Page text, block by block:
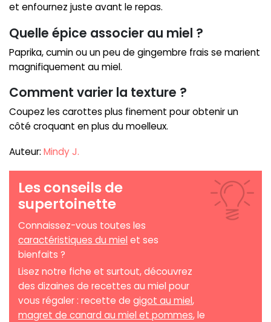
et enfournez juste avant le repas.
Quelle épice associer au miel ?
Paprika, cumin ou un peu de gingembre frais se marient
magnifiquement au miel.
Comment varier la texture ?
Coupez les carottes plus finement pour obtenir un
côté croquant en plus du moelleux.
Auteur: Mindy J.
Les conseils de
supertoinette
Connaissez-vous toutes les
caractéristiques du miel et ses
bienfaits ?
Lisez notre fiche et surtout, découvrez
des dizaines de recettes au miel pour
vous régaler : recette de gigot au miel,
magret de canard au miel et pommes, le